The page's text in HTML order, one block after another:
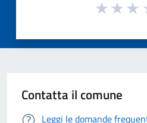
Contatta il comune
Leggi le domande